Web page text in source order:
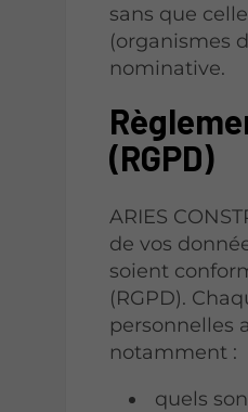
sans que
(organismes
nominative.
(RGPD)
ARIES
de vos
soient
(RGPD).
personnelles
notamment :
quels